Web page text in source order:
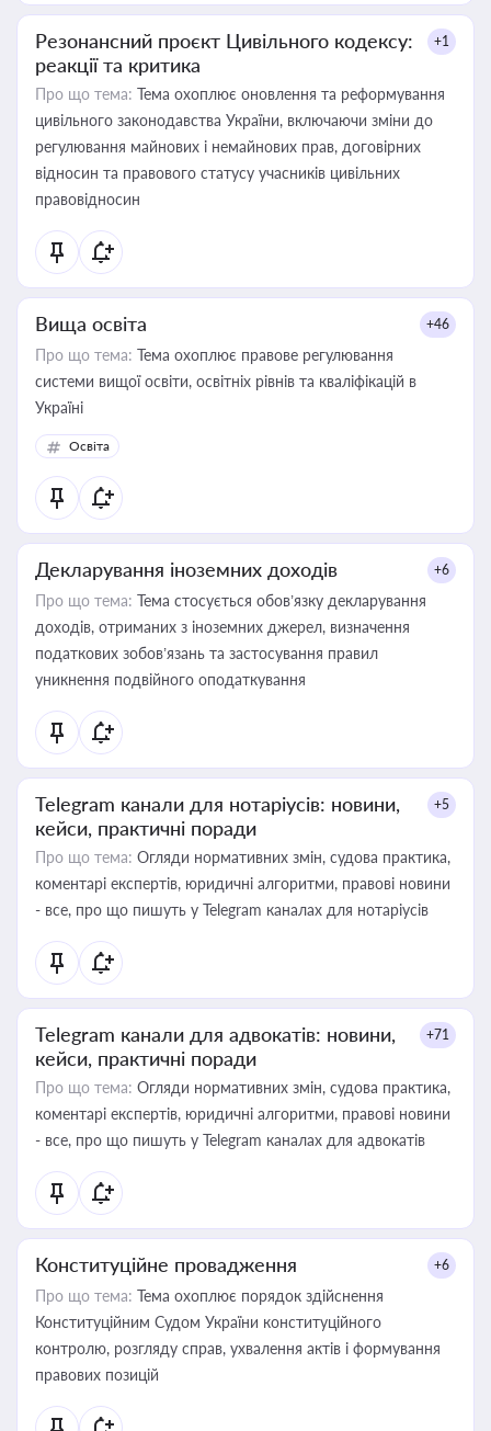
Резонансний проєкт Цивільного кодексу:
реакції та критика
+1
Про що тема: Тема охоплює оновлення та реформування
цивільного законодавства України, включаючи зміни до
регулювання майнових і немайнових прав, договірних
відносин та правового статусу учасників цивільних
правовідносин
Вища освіта +46
Про що тема: Тема охоплює правове регулювання
системи вищої освіти, освітніх рівнів та кваліфікацій в
Україні
Освіта
Декларування іноземних доходів +6
Про що тема: Тема стосується обов’язку декларування
доходів, отриманих з іноземних джерел, визначення
податкових зобов’язань та застосування правил
уникнення подвійного оподаткування
Telegram канали для нотаріусів: новини,
кейси, практичні поради
+5
Про що тема: Огляди нормативних змін, судова практика,
коментарі експертів, юридичні алгоритми, правові новини
- все, про що пишуть у Telegram каналах для нотаріусів
Telegram канали для адвокатів: новини,
кейси, практичні поради
+71
Про що тема: Огляди нормативних змін, судова практика,
коментарі експертів, юридичні алгоритми, правові новини
- все, про що пишуть у Telegram каналах для адвокатів
Конституційне провадження +6
Про що тема: Тема охоплює порядок здійснення
Конституційним Судом України конституційного
контролю, розгляду справ, ухвалення актів і формування
правових позицій